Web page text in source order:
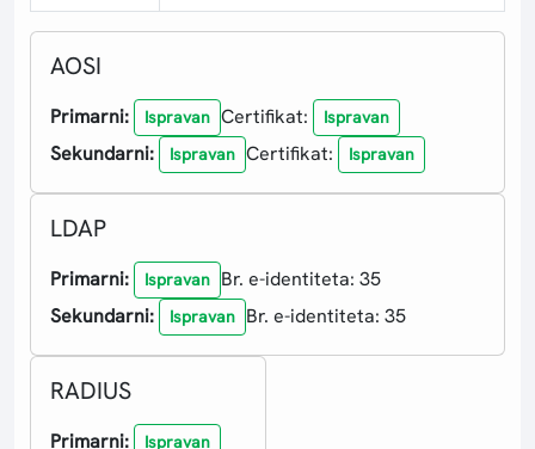
AOSI
Primarni: Ispravan Certifikat: Ispravan
Sekundarni: Ispravan Certifikat: Ispravan
LDAP
Primarni: Ispravan Br. e-identiteta: 35
Sekundarni:
Ispravan Br. e-identiteta: 35
RADIUS
Primarni: Ispravan